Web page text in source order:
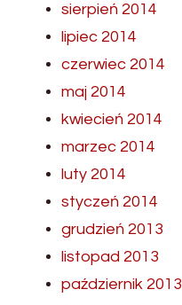
sierpień 2014
lipiec 2014
czerwiec 2014
maj 2014
kwiecień 2014
marzec 2014
luty 2014
styczeń 2014
grudzień 2013
listopad 2013
październik 2013